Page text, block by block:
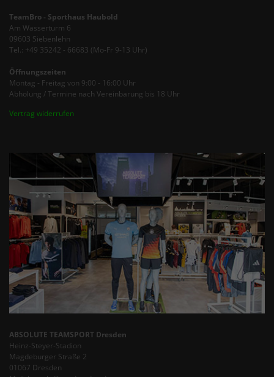
TeamBro - Sporthaus Haubold
Am Wasserturm 6
09603 Siebenlehn
Tel.: +49 35242 - 66683 (Mo-Fr 9-13 Uhr)
Öffnungszeiten
Montag - Freitag von 9:00 - 16:00 Uhr
Abholung / Termine nach Vereinbarung bis 18 Uhr
Vertrag widerrufen
ABSOLUTE TEAMSPORT Dresden
Heinz-Steyer-Stadion
Magdeburger Straße 2
01067 Dresden